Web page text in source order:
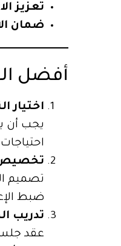
تعزيز
ضمان
أفضل
اختيار
يجب أن
تخصيص
تصميم
ضبط
تدريب
عقد